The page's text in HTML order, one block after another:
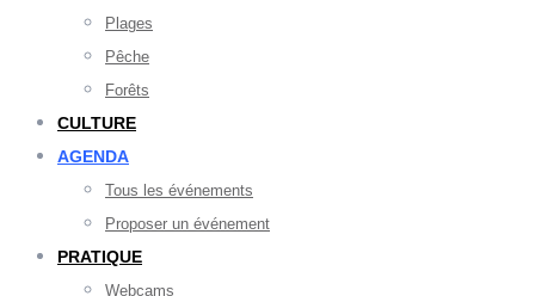
Plages
Pêche
Forêts
CULTURE
AGENDA
Tous les événements
Proposer un événement
PRATIQUE
Webcams